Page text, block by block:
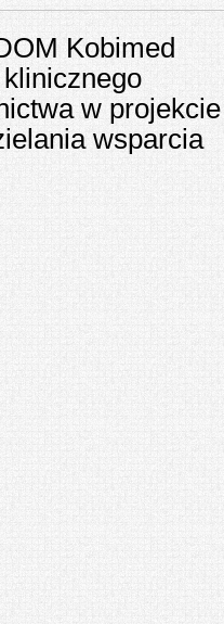
Kobimed
w projekcie
wsparcia